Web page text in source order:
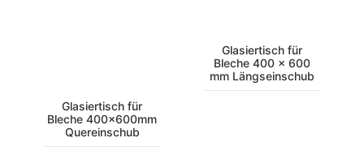
Glasiertisch für
Bleche 400x600mm
Quereinschub
Glasiertisch für
Bleche 400 x 600
mm Längseinschub